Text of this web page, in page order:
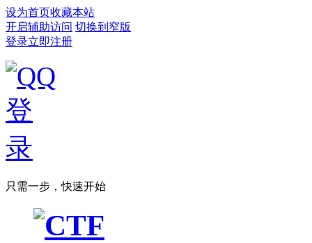
设为首页收藏本站
开启辅助访问 切换到窄版
登录立即注册
只需一步，快速开始